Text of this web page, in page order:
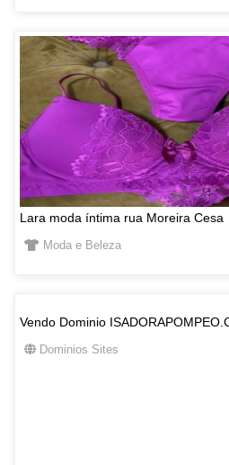
Lara moda íntima rua Moreira Cesa
Moda e Beleza
Vendo Dominio
Dominios Sites